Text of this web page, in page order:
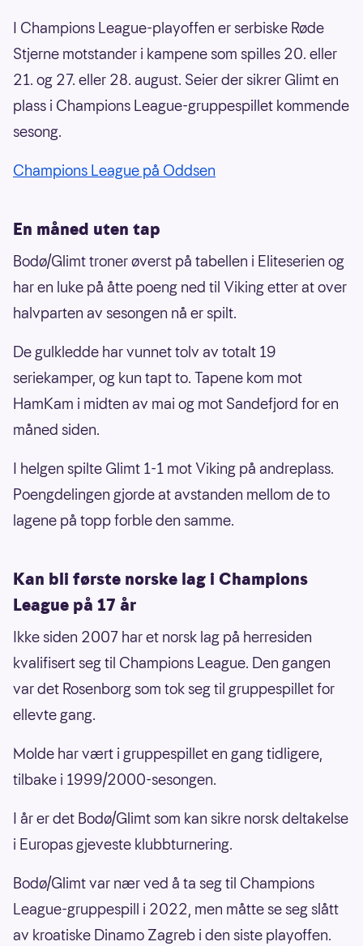
I Champions League-playoffen er serbiske Røde
Stjerne motstander i kampene som spilles 20. eller
21. og 27. eller 28. august. Seier der sikrer Glimt en
plass i Champions League-gruppespillet kommende
sesong.
Champions League på Oddsen
En måned uten tap
Bodø/Glimt troner øverst på tabellen i Eliteserien og
har en luke på åtte poeng ned til Viking etter at over
halvparten av sesongen nå er spilt.
De gulkledde har vunnet tolv av totalt 19
seriekamper, og kun tapt to. Tapene kom mot
HamKam i midten av mai og mot Sandefjord for en
måned siden.
I helgen spilte Glimt 1-1 mot Viking på andreplass.
Poengdelingen gjorde at avstanden mellom de to
lagene på topp forble den samme.
Kan bli første norske lag i Champions
League på 17 år
Ikke siden 2007 har et norsk lag på herresiden
kvalifisert seg til Champions League. Den gangen
var det Rosenborg som tok seg til gruppespillet for
ellevte gang.
Molde har vært i gruppespillet en gang tidligere,
tilbake i 1999/2000-sesongen.
I år er det Bodø/Glimt som kan sikre norsk deltakelse
i Europas gjeveste klubbturnering.
Bodø/Glimt var nær ved å ta seg til Champions
League-gruppespill i 2022, men måtte se seg slått
av kroatiske Dinamo Zagreb i den siste playoffen.